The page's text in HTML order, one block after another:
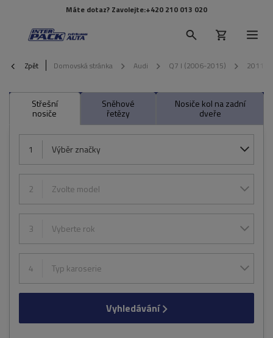
Máte dotaz? Zavolejte:+420 210 013 020
Zpět Domovská stránka Audi Q7 I (2006-2015) 2011
Střešní
nosiče
Sněhové
řetězy
Nosiče kol na zadní
dveře
1 Výběr značky
2 Zvolte model
3 Vyberte rok
4 Typ karoserie
Vyhledávání